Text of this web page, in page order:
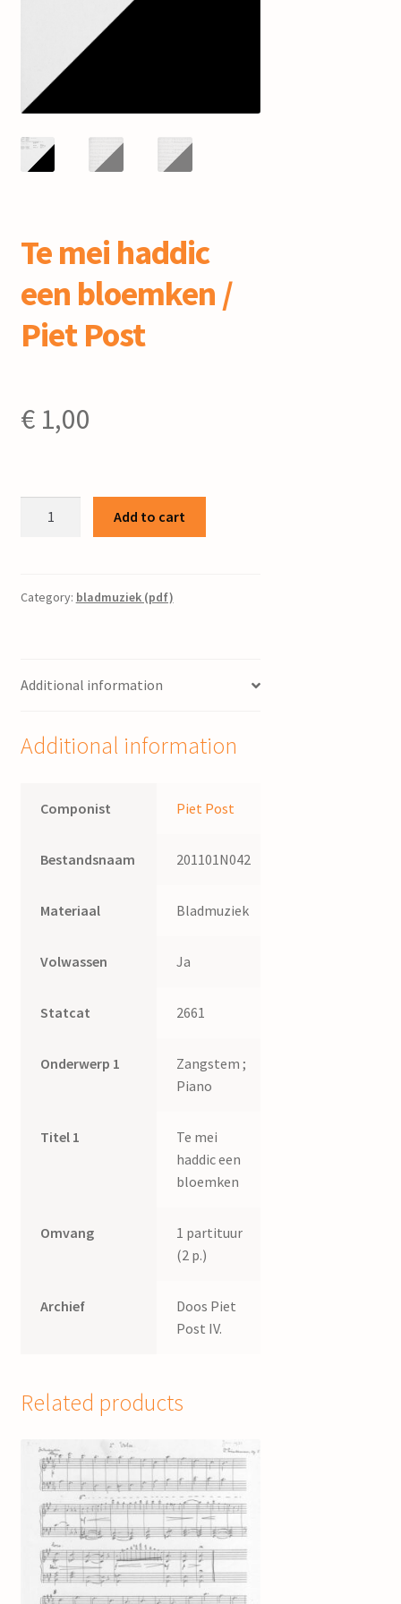
Te mei haddic
een bloemken /
Piet Post
€1,00
bloemken
quantity
Add to cart
Category: bladmuziek (pdf)
Additional information
Additional information
Componist Piet Post
Bestandsnaam 201101N042
Materiaal Bladmuziek
Volwassen Ja
Statcat 2661
Onderwerp 1
Zangstem ;
Piano
Titel 1
Te mei
haddic een
bloemken
Omvang
1 partituur
(2 p.)
Archief
Doos Piet
Post IV.
Related products